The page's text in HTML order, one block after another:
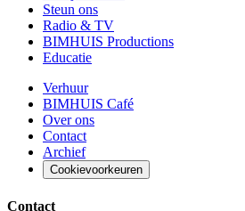
Steun ons
Radio & TV
BIMHUIS Productions
Educatie
Verhuur
BIMHUIS Café
Over ons
Contact
Archief
Cookievoorkeuren
Contact